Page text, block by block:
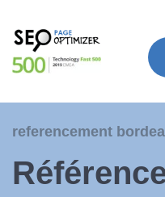
referencement